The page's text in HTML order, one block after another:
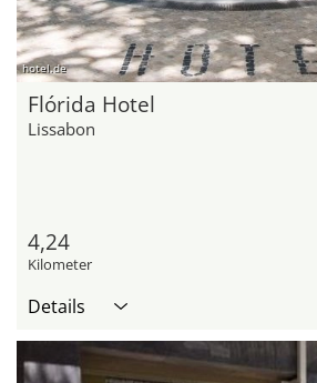
hotel.de
Flórida Hotel
Lissabon
4,24
Kilometer
Details